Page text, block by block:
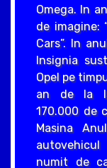
Omega. In
de imagine:
Cars”. In
Insignia
Opel pe
an de la
170.000 de
Masina
numit de